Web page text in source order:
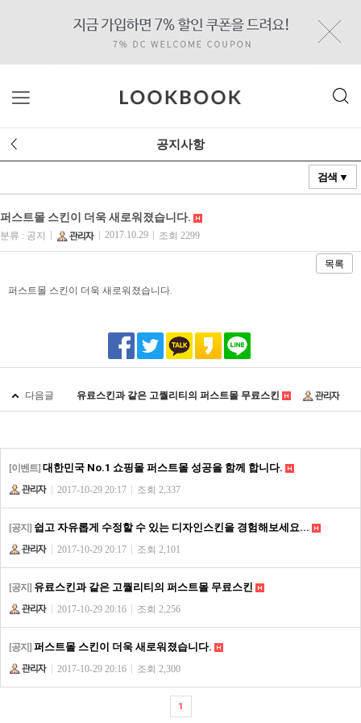
공지사항
검색 ▼
퍼스트몰 스킨이 더욱 새로워졌습니다.
분류 : 공지 2017.10.29 조회 2299
목록
퍼스트몰 스킨이 더욱 새로워졌습니다.
다음글 유료스킨과 같은 고퀄리티의 퍼스트몰 무료스킨
[이벤트] 대한민국 No.1 쇼핑몰 퍼스트몰 성공을 함께 합니다.
2017-10-29 20:17 조회 2,337
[공지] 쉽고 자유롭게 수정할 수 있는 디자인스킨을 경험해보세요...
2017-10-29 20:17 조회 2,101
[공지] 유료스킨과 같은 고퀄리티의 퍼스트몰 무료스킨
2017-10-29 20:16 조회 2,256
[공지] 퍼스트몰 스킨이 더욱 새로워졌습니다.
2017-10-29 20:16 조회 2,300
1